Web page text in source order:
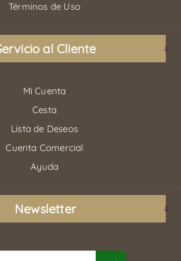
Términos de Uso
al Cliente
Mi Cuenta
Cesta
Lista de Deseos
Cuenta Comercial
Ayuda
Newsletter